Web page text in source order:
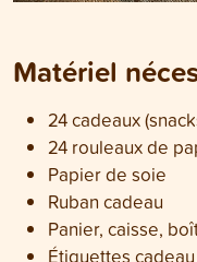
Matériel
24 cadeaux
24 rouleaux de
Papier de soie
Ruban cadeau
Panier, caisse,
Étiquettes cadeau